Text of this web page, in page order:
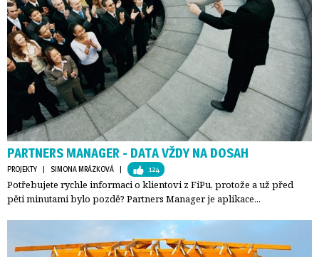
PARTNERS MANAGER - DATA VŽDY NA DOSAH
PROJEKTY | SIMONA MRÁZKOVÁ | 124
Potřebujete rychle informaci o klientovi z FiPu, protože a už před
pěti minutami bylo pozdě? Partners Manager je aplikace...